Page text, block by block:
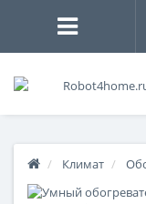
Климат